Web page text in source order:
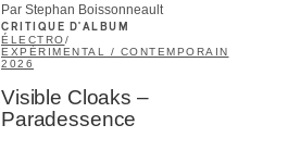
Par Stephan Boissonneault
CRITIQUE D'ALBUM
ÉLECTRO/
EXPÉRIMENTAL / CONTEMPORAIN
2026
Visible Cloaks –
Paradessence